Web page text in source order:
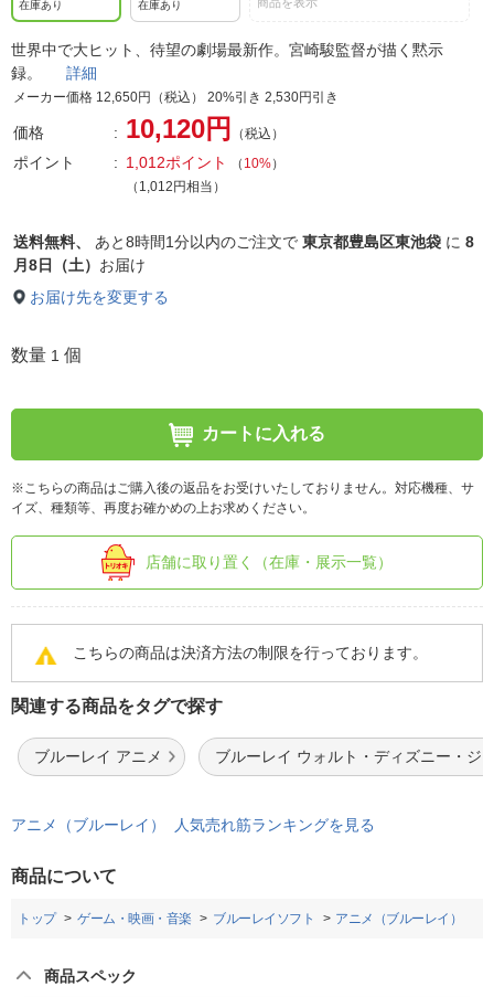
在庫あり 在庫あり
世界中で大ヒット、待望の劇場最新作。宮崎駿監督が描く黙示
録。 詳細
メーカー価格 12,650円（税込） 20%引き 2,530円引き
価格 10,120円 （税込）
ポイント 1,012ポイント （ 10%）
（1,012円相当）
送料無料、 あと8時間1分以内のご注文で 東京都豊島区東池袋 に 8
月8日（土） お届け
お届け先を変更する
数量 1 個
カートに入れる
※こちらの商品はご購入後の返品をお受けいたしておりません。対応機種、サ
イズ、種類等、再度お確かめの上お求めください。
店舗に取り置く（在庫・展示一覧）
こちらの商品は決済方法の制限を行っております。
関連する商品をタグで探す
ブルーレイ アニメ ブルーレイ ウォルト・ディズニー・ジ
アニメ（ブルーレイ） 人気売れ筋ランキングを見る
商品について
トップ ゲーム・映画・音楽 ブルーレイソフト アニメ（ブルーレイ）
商品スペック